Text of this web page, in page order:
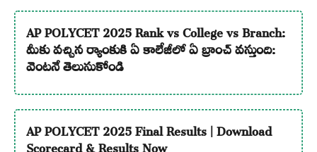
AP POLYCET 2025 Rank vs College vs Branch:
మీకు వచ్చిన ర్యాంకుకి ఏ కాలేజీలో ఏ బ్రాంచ్ వస్తుంది:
వెంటనే తెలుసుకోండి
AP POLYCET 2025 Final Results | Download
Scorecard & Results Now